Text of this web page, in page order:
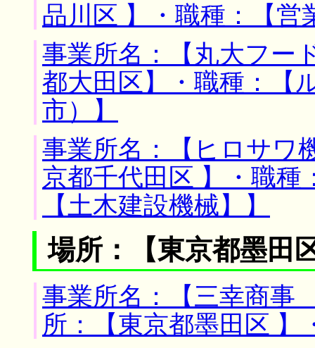
品川区 】・職種：【営
事業所名：【丸大フ
都大田区】・職種：【
市）】
事業所名：【ヒロサ
京都千代田区 】・職種
【土木建設機械】】
場所：【東京都墨田
事業所名：【三幸商
所：【東京都墨田区